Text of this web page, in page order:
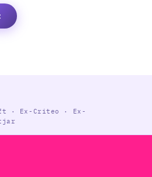
· Ex-Criteo · Ex-